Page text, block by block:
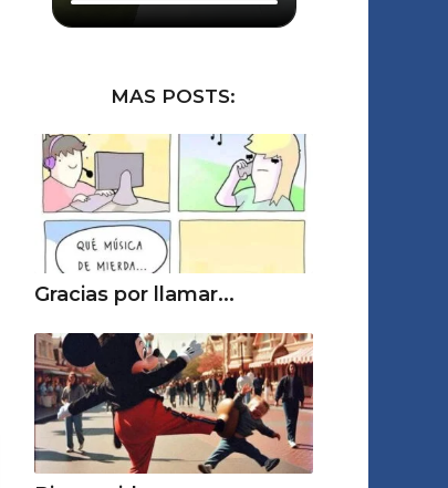
MAS POSTS:
Gracias por llamar...